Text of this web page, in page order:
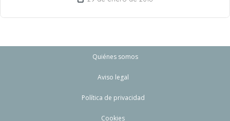
Quiénes somos
Aviso legal
Política de privacidad
Cookies